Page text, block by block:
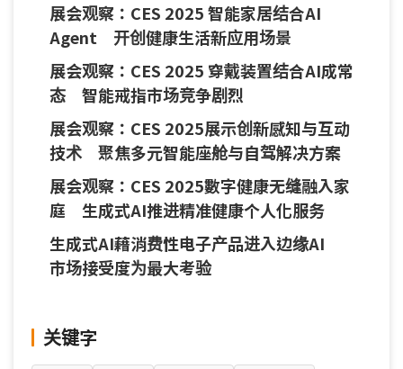
展会观察：CES 2025 智能家居结合AI
Agent 开创健康生活新应用场景
展会观察：CES 2025 穿戴装置结合AI成常
态 智能戒指市场竞争剧烈
展会观察：CES 2025展示创新感知与互动
技术 聚焦多元智能座舱与自驾解决方案
展会观察：CES 2025數字健康无缝融入家
庭 生成式AI推进精准健康个人化服务
生成式AI藉消费性电子产品进入边缘AI
市场接受度为最大考验
关键字